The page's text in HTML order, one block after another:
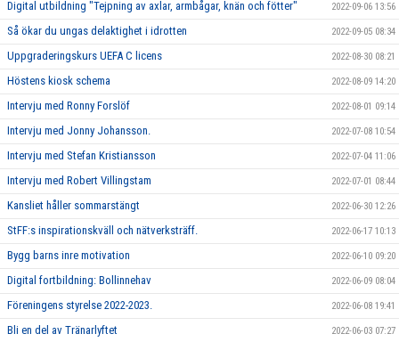
Digital utbildning "Tejpning av axlar, armbågar, knän och fötter" 2022-09-06 13:56
Så ökar du ungas delaktighet i idrotten 2022-09-05 08:34
Uppgraderingskurs UEFA C licens 2022-08-30 08:21
Höstens kiosk schema 2022-08-09 14:20
Intervju med Ronny Forslöf 2022-08-01 09:14
Intervju med Jonny Johansson. 2022-07-08 10:54
Intervju med Stefan Kristiansson 2022-07-04 11:06
Intervju med Robert Villingstam 2022-07-01 08:44
Kansliet håller sommarstängt 2022-06-30 12:26
StFF:s inspirationskväll och nätverksträff. 2022-06-17 10:13
Bygg barns inre motivation 2022-06-10 09:20
Digital fortbildning: Bollinnehav 2022-06-09 08:04
Föreningens styrelse 2022-2023. 2022-06-08 19:41
Bli en del av Tränarlyftet 2022-06-03 07:27